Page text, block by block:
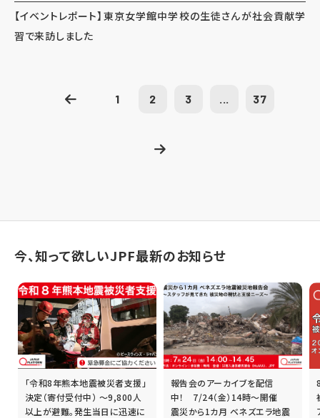
【イベントレポート】東京女学館中学校の生徒さんが社会貢献学
習で来訪しました
1 2 3 ... 37
今、知って欲しいJPF最新のお知らせ
「令和8年熊本地震被災者支援」
決定（寄付受付中） ～9,800人
以上が避難。発生当日に迅速に
報告会のアーカイブを配信
中！ 7/24（金）14時～開催
震災から1カ月 ベネズエラ地震